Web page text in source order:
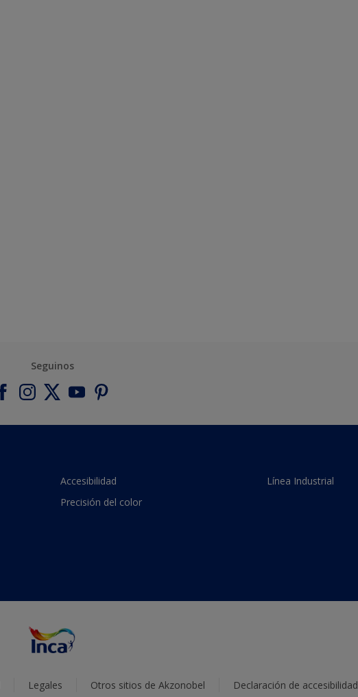
Seguinos
Accesibilidad
Precisión del color
Línea Industrial
Legales Otros sitios de Akzonobel Declaración de accesibilidad